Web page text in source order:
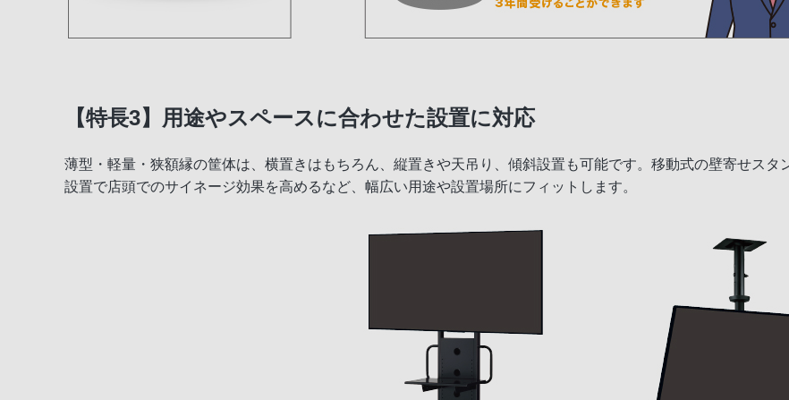
【特長3】用途やスペースに合わせた設置に対応
薄型・軽量・狭額縁の筐体は、横置きはもちろん、縦置きや天吊り、傾斜設置も可能です。移動式の壁寄せスタ
設置で店頭でのサイネージ効果を高めるなど、幅広い用途や設置場所にフィットします。